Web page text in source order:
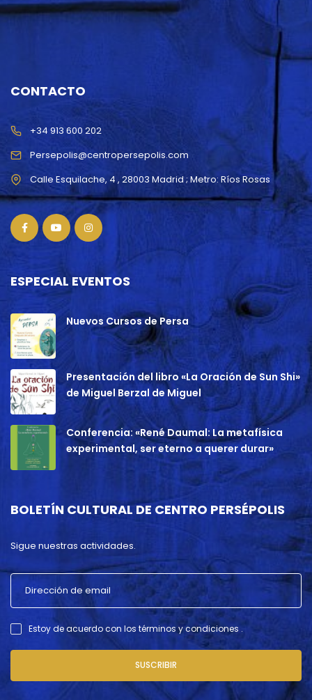
CONTACTO
Persepolis@centropersepolis.com
+34 913 600 202
ESPECIAL EVENTOS
Nuevos Cursos de Persa
Presentación del libro «La Oración de Sun Shi»
de Miguel Berzal de Miguel
Conferencia: «René Daumal: La metafísica
experimental, ser eterno a querer durar»
BOLETÍN CULTURAL DE CENTRO PERSÉPOLIS
Sigue nuestras actividades.
Estoy de acuerdo con los términos y condiciones .
SUSCRIBIR